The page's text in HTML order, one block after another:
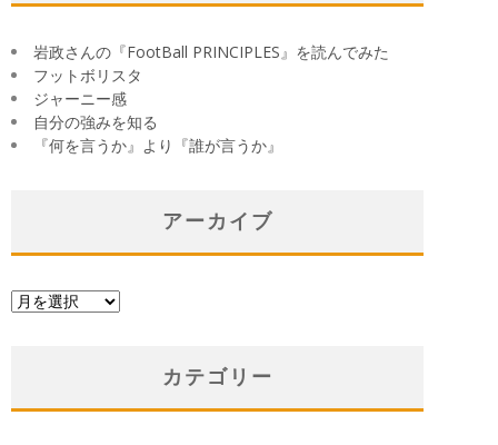
岩政さんの『FootBall PRINCIPLES』を読んでみた
フットボリスタ
ジャーニー感
自分の強みを知る
『何を言うか』より『誰が言うか』
アーカイブ
ア
カテゴリー